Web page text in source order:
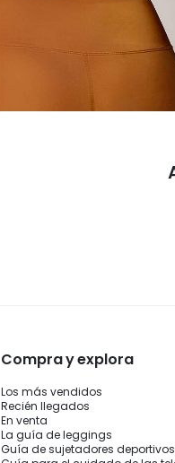
Compra y explora
Los más vendidos
Recién llegados
En venta
La guía de leggings
Guía de sujetadores deportivos